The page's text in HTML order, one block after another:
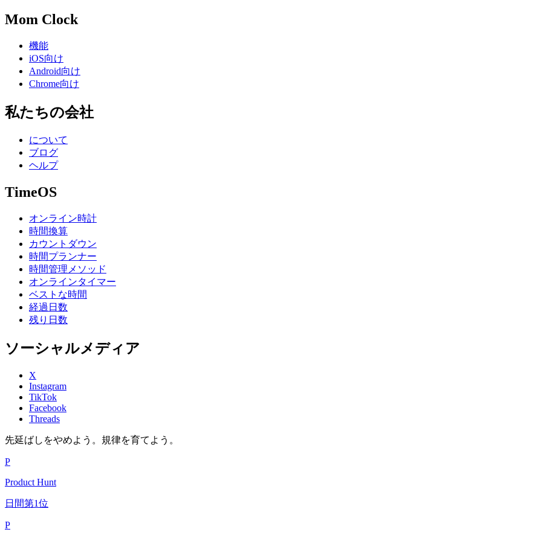
Mom Clock
機能
iOS向け
Android向け
Chrome向け
私たちの会社
について
ブログ
ヘルプ
TimeOS
オンライン時計
時間換算
カウントダウン
時間プランナー
時間管理メソッド
オンラインタイマー
ベストな時間
経過日数
残り日数
ソーシャルメディア
X
Instagram
TikTok
Facebook
Threads
先延ばしをやめよう。規律を育てよう。
P
Product Hunt
日間第1位
P